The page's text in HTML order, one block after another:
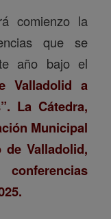
comienzo la
que se
año bajo el
Valladolid a
La Cátedra,
Municipal
Valladolid,